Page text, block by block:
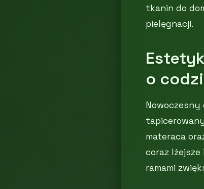
tkanin do
pielęgnacji.
o
Nowoczesny
materaca
coraz
ramami